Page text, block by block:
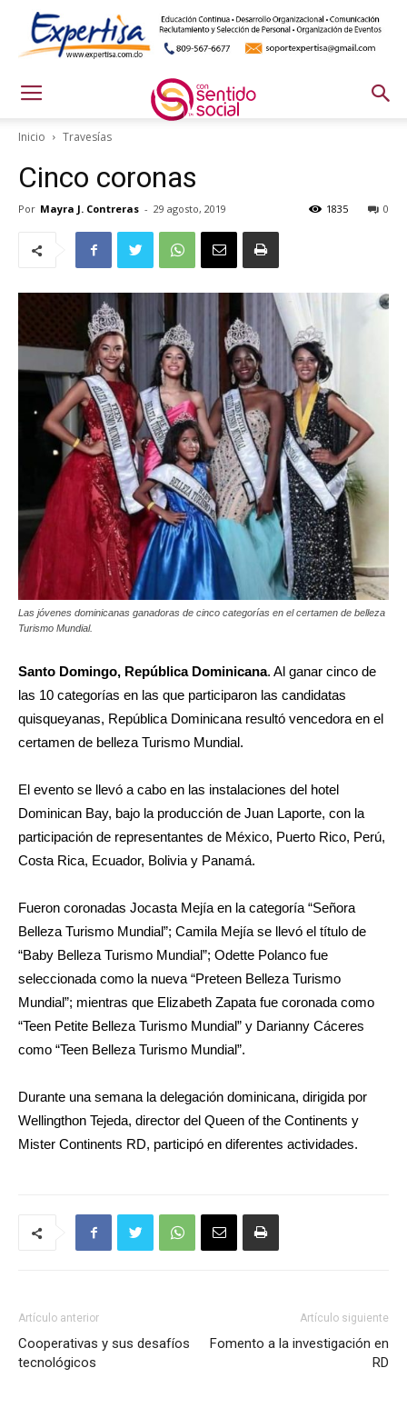
Inicio Travesías
Cinco coronas
Por Mayra J. Contreras - 29 agosto, 2019 0
1835
Las jóvenes dominicanas ganadoras de cinco categorías en el certamen de belleza
Turismo Mundial.
Santo Domingo, República Dominicana. Al ganar cinco de
las 10 categorías en las que participaron las candidatas
quisqueyanas, República Dominicana resultó vencedora en el
certamen de belleza Turismo Mundial.
El evento se llevó a cabo en las instalaciones del hotel
Dominican Bay, bajo la producción de Juan Laporte, con la
participación de representantes de México, Puerto Rico, Perú,
Costa Rica, Ecuador, Bolivia y Panamá.
Fueron coronadas Jocasta Mejía en la categoría “Señora
Belleza Turismo Mundial”; Camila Mejía se llevó el título de
“Baby Belleza Turismo Mundial”; Odette Polanco fue
seleccionada como la nueva “Preteen Belleza Turismo
Mundial”; mientras que Elizabeth Zapata fue coronada como
“Teen Petite Belleza Turismo Mundial” y Darianny Cáceres
como “Teen Belleza Turismo Mundial”.
Durante una semana la delegación dominicana, dirigida por
Wellingthon Tejeda, director del Queen of the Continents y
Mister Continents RD, participó en diferentes actividades.
Artículo anterior
Cooperativas y sus desafíos
tecnológicos
Artículo siguiente
Fomento a la investigación en
RD